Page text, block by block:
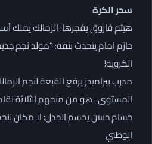
سحر الكرة
هيثم فاروق يفجرها: الزمالك يملك
حازم امام يتحدث بثقة: “مولد نجم
الكروية!
مدرب بيراميدز يرفع القبعة لنجم
المستوى.. هو من منحهم الثلاثة
حسام حسن يحسم الجدل: لا مكان
الوطني